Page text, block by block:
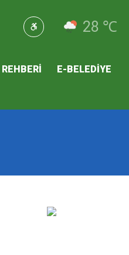
28 ℃
E-BELEDİYE